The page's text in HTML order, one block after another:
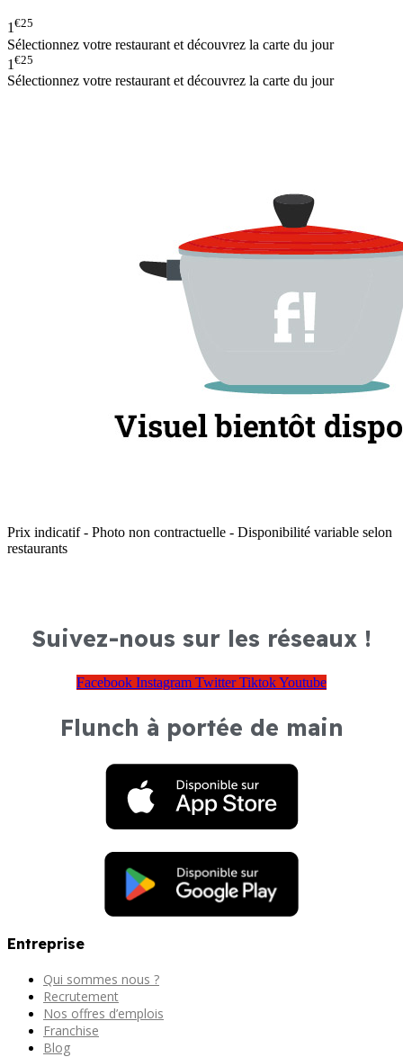
1€25
Sélectionnez votre restaurant et découvrez la carte du jour
1 €25
Sélectionnez votre restaurant et découvrez la carte du jour
Prix indicatif - Photo non contractuelle - Disponibilité variable selon
restaurants
Suivez-nous sur les réseaux !
Facebook Instagram Twitter TiktokYoutube
Flunch à portée de main
Entreprise
Qui sommes nous ?
Recrutement
Nos offres d’emplois
Franchise
Blog